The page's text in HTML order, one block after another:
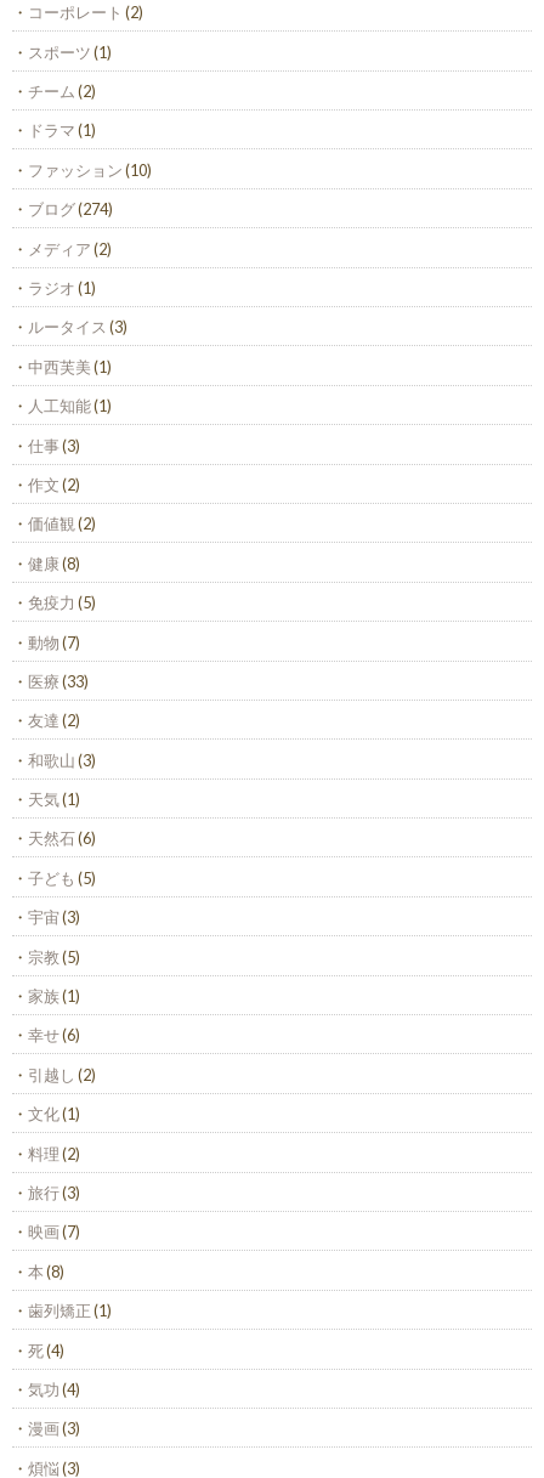
コーポレート (2)
スポーツ(1)
チーム (2)
ドラマ(1)
ファッション(10)
ブログ(274)
メディア(2)
ラジオ(1)
ルータイス (3)
中西芙美(1)
人工知能(1)
仕事(3)
作文(2)
価値観(2)
健康(8)
免疫力 (5)
動物(7)
医療(33)
友達(2)
和歌山(3)
天気(1)
天然石(6)
子ども (5)
宇宙(3)
宗教(5)
家族(1)
幸せ(6)
引越し (2)
文化(1)
料理(2)
旅行(3)
映画(7)
本(8)
歯列矯正(1)
死(4)
気功(4)
漫画(3)
煩悩(3)